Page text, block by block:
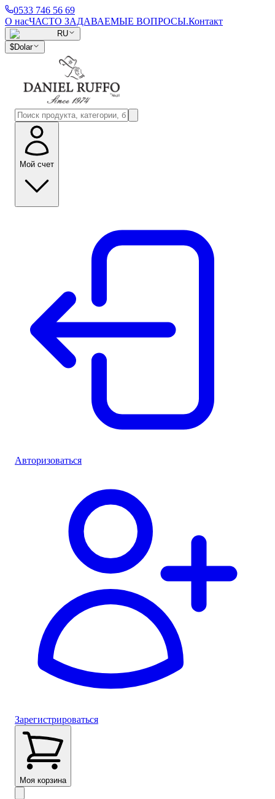
0533 746 56 69
О насЧАСТО ЗАДАВАЕМЫЕ ВОПРОСЫ.Контакт
RU
$Dolar
Мой счет
Авторизоваться
Зарегистрироваться
Моя корзина